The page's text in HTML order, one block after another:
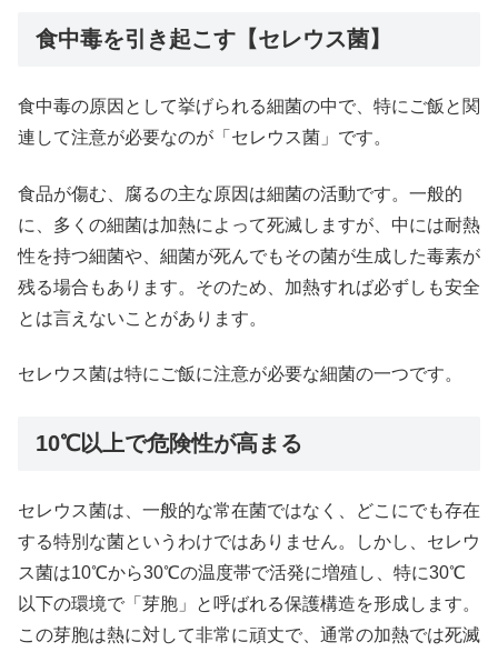
食中毒を引き起こす【セレウス菌】
食中毒の原因として挙げられる細菌の中で、特にご飯と関
連して注意が必要なのが「セレウス菌」です。
食品が傷む、腐るの主な原因は細菌の活動です。一般的
に、多くの細菌は加熱によって死滅しますが、中には耐熱
性を持つ細菌や、細菌が死んでもその菌が生成した毒素が
残る場合もあります。そのため、加熱すれば必ずしも安全
とは言えないことがあります。
セレウス菌は特にご飯に注意が必要な細菌の一つです。
10℃以上で危険性が高まる
セレウス菌は、一般的な常在菌ではなく、どこにでも存在
する特別な菌というわけではありません。しかし、セレウ
ス菌は10℃から30℃の温度帯で活発に増殖し、特に30℃
以下の環境で「芽胞」と呼ばれる保護構造を形成します。
この芽胞は熱に対して非常に頑丈で、通常の加熱では死滅